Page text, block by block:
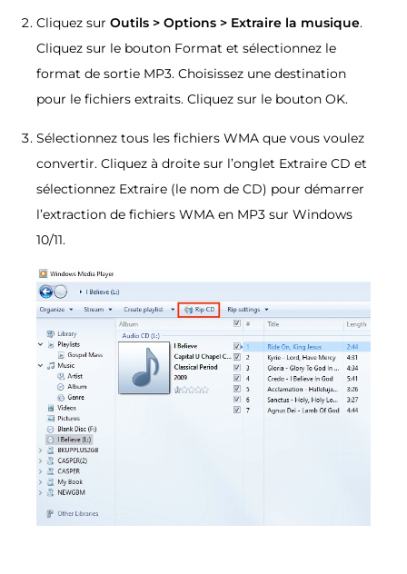
Cliquez sur Outils > Options > Extraire la musique.
Cliquez sur le bouton Format et sélectionnez le
format de sortie MP3. Choisissez une destination
pour le fichiers extraits. Cliquez sur le bouton OK.
Sélectionnez tous les fichiers WMA que vous voulez
convertir. Cliquez à droite sur l’onglet Extraire CD et
sélectionnez Extraire (le nom de CD) pour démarrer
l’extraction de fichiers WMA en MP3 sur Windows
10/11.